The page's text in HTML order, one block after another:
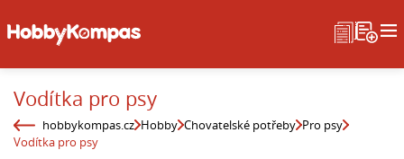
Vodítka pro psy
hobbykompas.cz Hobby Chovatelské potřeby Pro psy
Vodítka pro psy